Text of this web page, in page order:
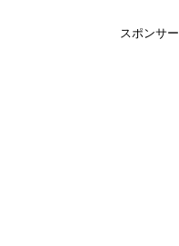
スポンサ